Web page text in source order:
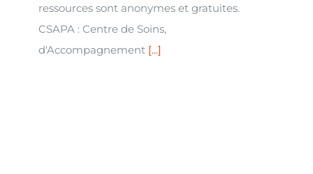
ressources sont anonymes et gratuites.
CSAPA : Centre de Soins,
d'Accompagnement [...]